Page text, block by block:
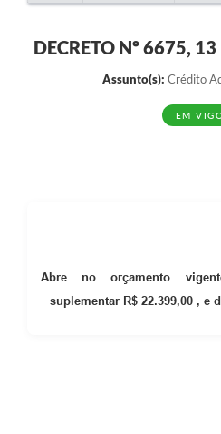
DECRETO Nº 6675,
Assunto(s): Crédito
EM
Abre no orçamento
suplementar R$ 22.399,00 , e